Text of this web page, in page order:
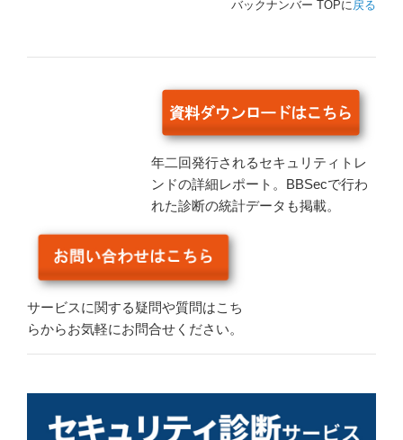
バックナンバー TOPに戻る
年二回発行されるセキュリティトレ
ンドの詳細レポート。BBSecで行わ
れた診断の統計データも掲載。
サービスに関する疑問や質問はこち
らからお気軽にお問合せください。